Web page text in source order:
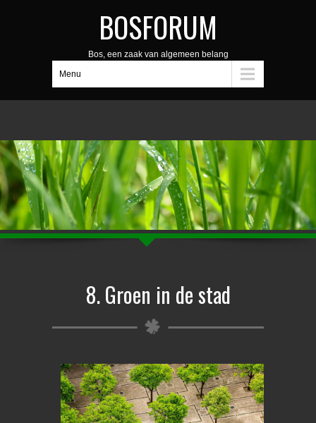
BOSFORUM
Bos, een zaak van algemeen belang
Menu
8. Groen in de stad